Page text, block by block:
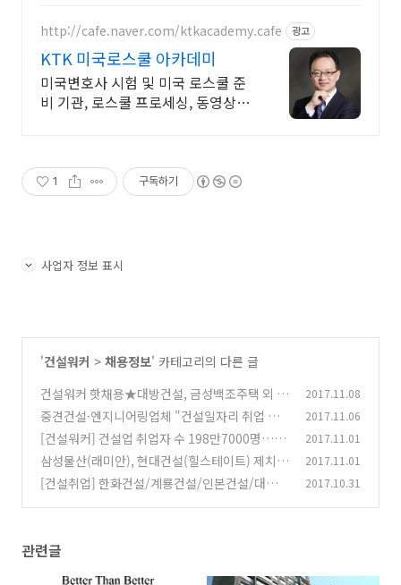
http://cafe.naver.com/ktkacademy.cafe 광고
KTK 미국로스쿨 아카데미
미국변호사 시험 및 미국 로스쿨 준
비 기관, 로스쿨 프로세싱, 동영상 강
1 구독하기
사업자 정보 표시
'건설워커 > 채용정보' 카테고리의 다른 글
건설워커 핫채용★대방건설, 금성백조주택 외 1
108 (0)
2017.11.08
중견건설·엔지니어링업체 "건설일자리 취업 우
리가 책임진다" (0)
2017.11.06
[건설워커] 건설업 취업자 수 198만7000명…전
년동기비 10만8000명↑ (0)
2017.11.01
삼성물산(래미안), 현대건설(힐스테이트) 제치고
건설취업 인기 1위
(0)
2017.11.01
[건설취업] 한화건설/계룡건설/인본건설/대우건
2017.10.31
관련글